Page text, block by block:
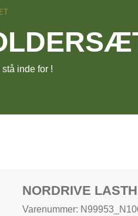
inde for !
NORDRIVE
Varenummer: